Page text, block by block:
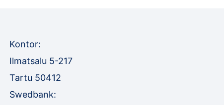
Kontor:
Ilmatsalu 5-217
Tartu 50412
Swedbank: